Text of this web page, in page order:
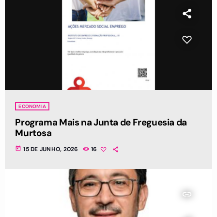
ECONOMIA
Programa Mais na Junta de Freguesia da
Murtosa
today 15 DE JUNHO, 2026 16
insert_link